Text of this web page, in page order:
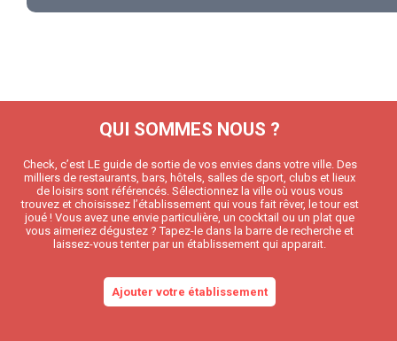
QUI SOMMES NOUS ?
Check, c’est LE guide de sortie de vos envies dans votre ville. Des
milliers de restaurants, bars, hôtels, salles de sport, clubs et lieux
de loisirs sont référencés. Sélectionnez la ville où vous vous
trouvez et choisissez l’établissement qui vous fait rêver, le tour est
joué ! Vous avez une envie particulière, un cocktail ou un plat que
vous aimeriez dégustez ? Tapez-le dans la barre de recherche et
laissez-vous tenter par un établissement qui apparait.
Ajouter votre établissement